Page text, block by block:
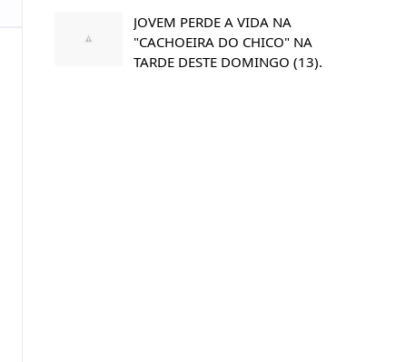
JOVEM PERDE A VIDA NA
"CACHOEIRA DO CHICO" NA
TARDE DESTE DOMINGO (13).